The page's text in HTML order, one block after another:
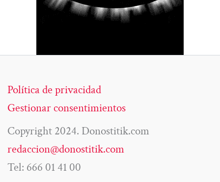
Política de privacidad
Gestionar consentimientos
Copyright 2024. Donostitik.com
redaccion@donostitik.com
Tel: 666 01 41 00